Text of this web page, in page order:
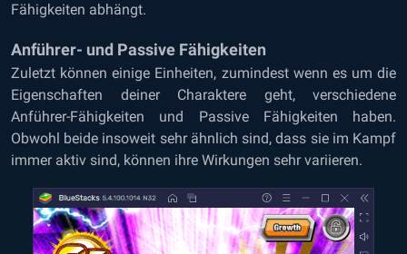
Fähigkeiten abhängt.
Anführer- und Passive Fähigkeiten
Zuletzt können einige Einheiten, zumindest wenn es um die
Eigenschaften deiner Charaktere geht, verschiedene
Anführer-Fähigkeiten und Passive Fähigkeiten haben.
Obwohl beide insoweit sehr ähnlich sind, dass sie im Kampf
immer aktiv sind, können ihre Wirkungen sehr variieren.